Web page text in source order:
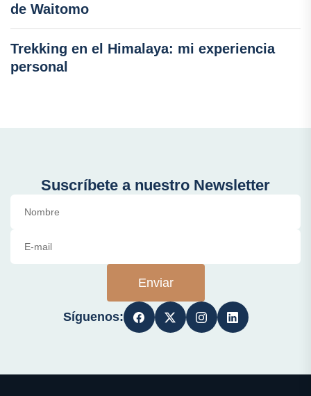
de Waitomo
Trekking en el Himalaya: mi experiencia
personal
Suscríbete a nuestro Newsletter
Enviar
Síguenos: